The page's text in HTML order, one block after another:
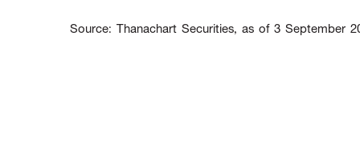
Source: Thanachart Securities, as of 3 September